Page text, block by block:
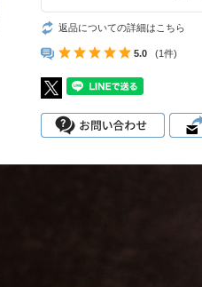
返品についての詳細はこちら
5.0 (1件)